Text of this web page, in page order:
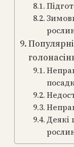
Деякі